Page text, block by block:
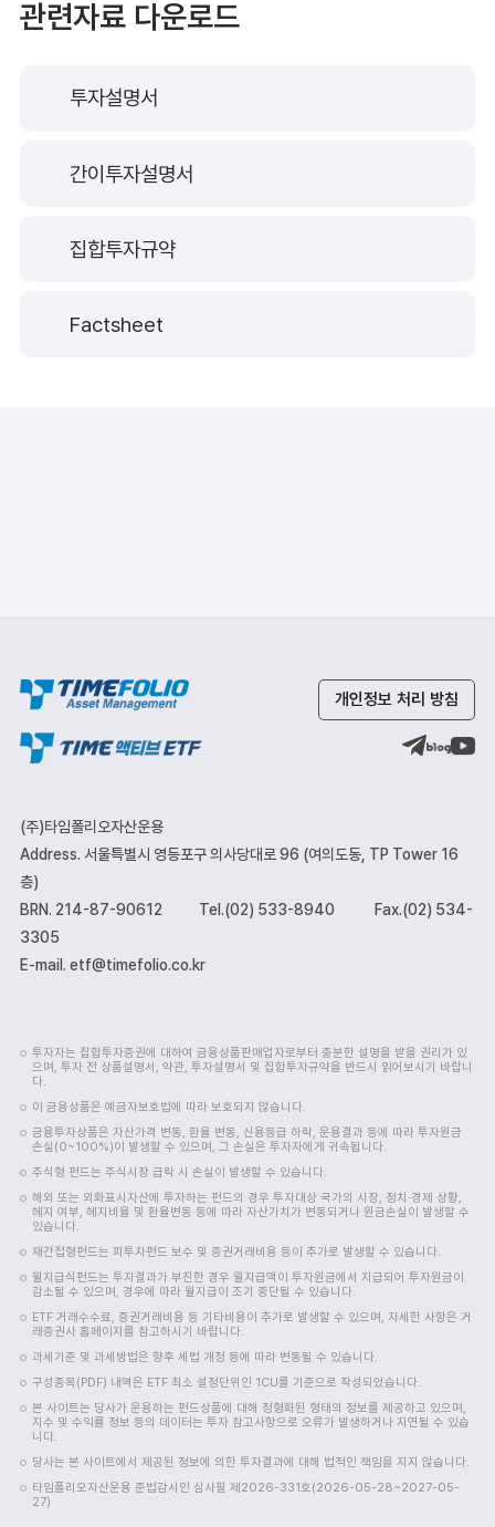
관련자료 다운로드
투자설명서
간이투자설명서
집합투자규약
Factsheet
개인정보 처리 방침
(주)타임폴리오자산운용
Address. 서울특별시 영등포구 의사당대로 96 (여의도동, TP Tower 16
층)
BRN. 214-87-90612
Tel.(02) 533-8940
Fax.(02) 534-
3305
E-mail. etf@timefolio.co.kr
투자자는 집합투자증권에 대하여 금융상품판매업자로부터 충분한 설명을 받을 권리가 있
으며, 투자 전 상품설명서, 약관, 투자설명서 및 집합투자규약을 반드시 읽어보시기 바랍니
다.
이 금융상품은 예금자보호법에 따라 보호되지 않습니다.
금융투자상품은 자산가격 변동, 환율 변동, 신용등급 하락, 운용결과 등에 따라 투자원금
손실(0~100%)이 발생할 수 있으며, 그 손실은 투자자에게 귀속됩니다.
주식형 펀드는 주식시장 급락 시 손실이 발생할 수 있습니다.
해외 또는 외화표시자산에 투자하는 펀드의 경우 투자대상 국가의 시장, 정치·경제 상황,
헤지 여부, 헤지비율 및 환율변동 등에 따라 자산가치가 변동되거나 원금손실이 발생할 수
있습니다.
재간접형펀드는 피투자펀드 보수 및 증권거래비용 등이 추가로 발생할 수 있습니다.
월지급식펀드는 투자결과가 부진한 경우 월지급액이 투자원금에서 지급되어 투자원금이
감소될 수 있으며, 경우에 따라 월지급이 조기 중단될 수 있습니다.
ETF 거래수수료, 증권거래비용 등 기타비용이 추가로 발생할 수 있으며, 자세한 사항은 거
래증권사 홈페이지를 참고하시기 바랍니다.
과세기준 및 과세방법은 향후 세법 개정 등에 따라 변동될 수 있습니다.
구성종목(PDF) 내역은 ETF 최소 설정단위인 1CU를 기준으로 작성되었습니다.
본 사이트는 당사가 운용하는 펀드상품에 대해 정형화된 형태의 정보를 제공하고 있으며,
지수 및 수익률 정보 등의 데이터는 투자 참고사항으로 오류가 발생하거나 지연될 수 있습
니다.
당사는 본 사이트에서 제공된 정보에 의한 투자결과에 대해 법적인 책임을 지지 않습니다.
타임폴리오자산운용 준법감시인 심사필 제2026-331호(2026-05-28~2027-05-
27)